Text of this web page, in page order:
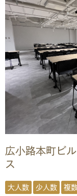
広小路本町ビ
ス
大人数 少人数 複